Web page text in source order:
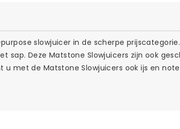
slowjuicer in de scherpe
sap. Deze Matstone Slowjuicers zijn ook
met de Matstone Slowjuicers ook ijs en